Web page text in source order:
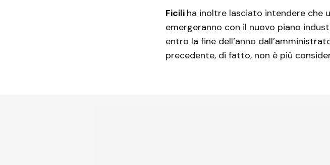
Ficili ha inoltre lasciato intendere che
emergeranno con il nuovo piano
entro la fine dell’anno
precedente, di fatto, non è più